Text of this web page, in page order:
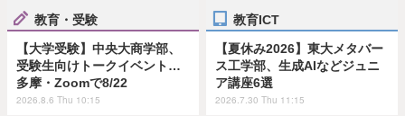
教育・受験
【大学受験】中央大商学部、
受験生向けトークイベント…
多摩・Zoomで8/22
2026.8.6 Thu 10:15
教育ICT
【夏休み2026】東大メタバー
ス工学部、生成AIなどジュニ
ア講座6選
2026.7.30 Thu 11:15